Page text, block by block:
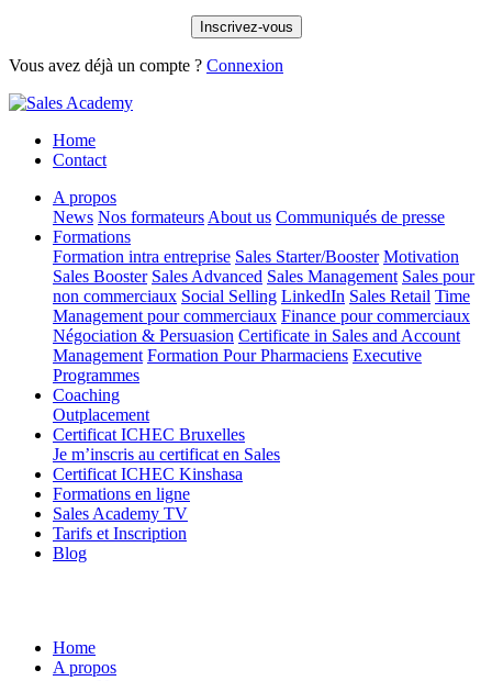
Vous avez déjà un compte ? Connexion
Home
Contact
A propos
News Nos formateursAbout us Communiqués de presse
Formations
Formation intra entreprise Sales Starter/Booster Motivation
Sales Booster Sales Advanced Sales Management Sales pour
non commerciaux Social Selling LinkedIn Sales Retail Time
Management pour commerciaux Finance pour commerciaux
Négociation & Persuasion Certificate in Sales and Account
Management Formation Pour Pharmaciens Executive
Programmes
Coaching
Outplacement
Certificat ICHEC Bruxelles
Je m’inscris au certificat en Sales
Certificat ICHEC Kinshasa
Formations en ligne
Sales Academy TV
Tarifs et Inscription
Blog
Home
A propos